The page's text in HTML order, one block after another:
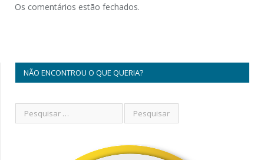
Os comentários estão fechados.
NÃO ENCONTROU O QUE QUERIA?